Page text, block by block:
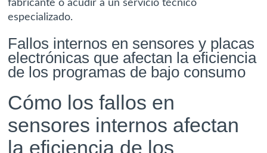
fabricante o acudir a un servicio técnico
especializado.
Fallos internos en sensores y placas
electrónicas que afectan la eficiencia
de los programas de bajo consumo
Cómo los fallos en
sensores internos afectan
la eficiencia de los